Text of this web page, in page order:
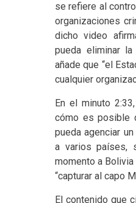
se refiere al
organizaciones
dicho video
pueda eliminar la
añade que “el
cualquier
En el minuto
cómo es posible
pueda agenciar
a varios países,
momento a
“capturar al capo
El contenido que